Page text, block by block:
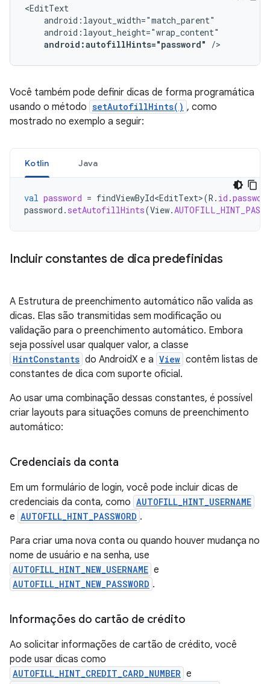
android:autofillHints="password"
/>
Você também pode definir dicas de forma programática
usando o método setAutofillHints() , como
mostrado no exemplo a seguir:
Kotlin Java
val password = findViewById<EditText>(R . id .
password . setAutofillHints(View.
Incluir constantes de dica predefinidas
A Estrutura de preenchimento automático não valida as
dicas. Elas são transmitidas sem modificação ou
validação para o preenchimento automático. Embora
seja possível usar qualquer valor, a classe
HintConstants do AndroidX e a View contêm listas de
constantes de dica com suporte oficial.
Ao usar uma combinação dessas constantes, é possível
criar layouts para situações comuns de preenchimento
automático:
Credenciais da conta
Em um formulário de login, você pode incluir dicas de
credenciais da conta, como AUTOFILL_HINT_USERNAME
e AUTOFILL_HINT_PASSWORD .
Para criar uma nova conta ou quando houver mudança no
nome de usuário e na senha, use
AUTOFILL_HINT_NEW_USERNAME e
AUTOFILL_HINT_NEW_PASSWORD .
Informações do cartão de crédito
Ao solicitar informações de cartão de crédito, você
pode usar dicas como
AUTOFILL_HINT_CREDIT_CARD_NUMBER e